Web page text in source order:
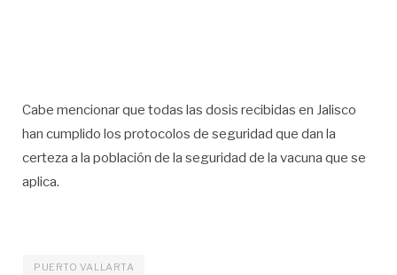
Cabe mencionar que todas las dosis recibidas en Jalisco
han cumplido los protocolos de seguridad que dan la
certeza a la población de la seguridad de la vacuna que se
aplica.
PUERTO VALLARTA